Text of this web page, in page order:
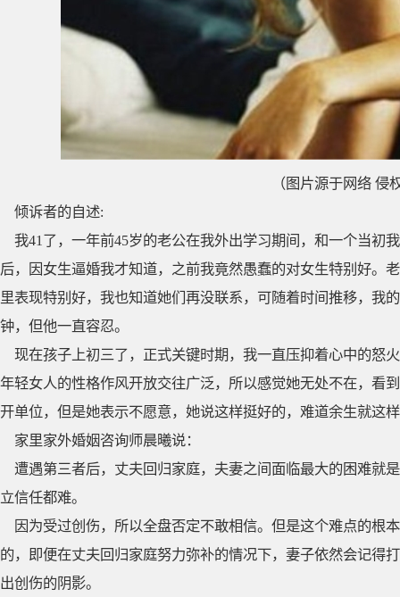
（图片源于网络 侵
倾诉者的自述:
我41了，一年前45岁的老公在我外出学习期间，和一个当初
后，因女生逼婚我才知道，之前我竟然愚蠢的对女生特别好。
里表现特别好，我也知道她们再没联系，可随着时间推移，我
钟，但他一直容忍。
现在孩子上初三了，正式关键时期，我一直压抑着心中的怒
年轻女人的性格作风开放交往广泛，所以感觉她无处不在，看
开单位，但是她表示不愿意，她说这样挺好的，难道余生就这
家里家外婚姻咨询师晨曦说：
遭遇第三者后，丈夫回归家庭，夫妻之间面临最大的困难就
立信任都难。
因为受过创伤，所以全盘否定不敢相信。但是这个难点的根
的，即便在丈夫回归家庭努力弥补的情况下，妻子依然会记得
出创伤的阴影。